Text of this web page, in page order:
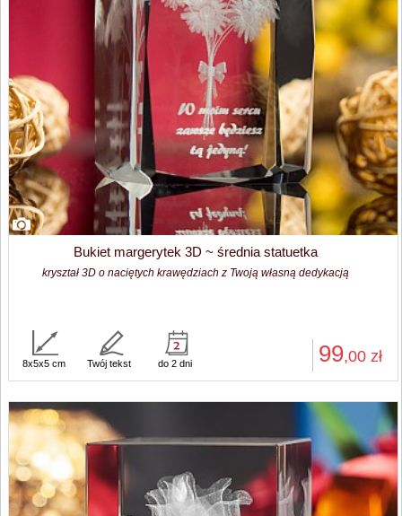
Bukiet margerytek 3D ~ średnia statuetka
kryształ 3D o naciętych krawędziach z Twoją własną dedykacją
99,00 zł
8x5x5 cm Twój tekst do 2 dni